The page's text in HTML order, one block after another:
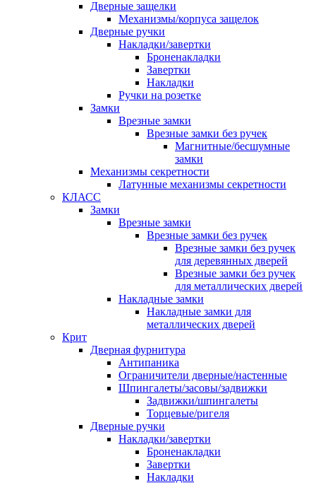
Дверные защелки
Механизмы/корпуса защелок
Дверные ручки
Накладки/завертки
Броненакладки
Завертки
Накладки
Ручки на розетке
Замки
Врезные замки
Врезные замки без ручек
Магнитные/бесшумные
замки
Механизмы секретности
Латунные механизмы секретности
КЛАСС
Замки
Врезные замки
Врезные замки без ручек
Врезные замки без ручек
для деревянных дверей
Врезные замки без ручек
для металлических дверей
Накладные замки
Накладные замки для
металлических дверей
Крит
Дверная фурнитура
Антипаника
Ограничители дверные/настенные
Шпингалеты/засовы/задвижки
Задвижки/шпингалеты
Торцевые/ригеля
Дверные ручки
Накладки/завертки
Броненакладки
Завертки
Накладки